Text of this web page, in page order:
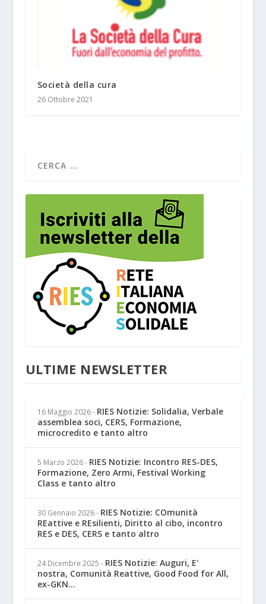
Società della cura
26 Ottobre 2021
ULTIME NEWSLETTER
16 Maggio 2026 - RIES Notizie: Solidalia, Verbale
assemblea soci, CERS, Formazione,
microcredito e tanto altro
5 Marzo 2026 - RIES Notizie: Incontro RES-DES,
Formazione, Zero Armi, Festival Working
Class e tanto altro
30 Gennaio 2026 - RIES Notizie: COmunità
REattive e REsilienti, Diritto al cibo, incontro
RES e DES, CERS e tanto altro
24 Dicembre 2025 - RIES Notizie: Auguri, E'
nostra, Comunità Reattive, Good Food for All,
ex-GKN...